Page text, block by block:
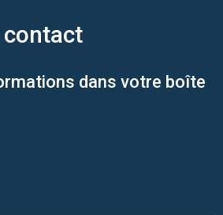
contact
dans votre boîte